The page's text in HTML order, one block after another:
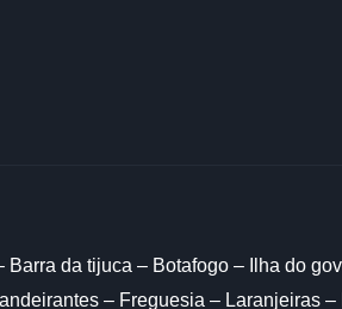
Barra da tijuca – Botafogo – Ilha do
– Freguesia – Laranjeiras